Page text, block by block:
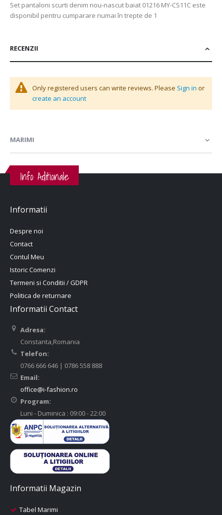
Set pantaloni scurti denim nou-nascut baiat 01216 MY-CS11C este
disponibil pentru cumparare numai în trepte de 1
RECENZII
Only registered users can write reviews. Please Sign in or
create an account
MARIMI
Info Aditionale
Informatii
Despre noi
Contact
Contul Meu
Istoric Comenzi
Termeni si Conditii / GDPR
Politica de returnare
Informatii Contact
Adresa:
Constanta,Romania
Telefon:
0766 666 646 | 0786 558 888
Email:
office@i-fashion.ro
Program:
Luni - Duminica : 09:00 - 22:00
Informatii Magazin
Tabel Marimi